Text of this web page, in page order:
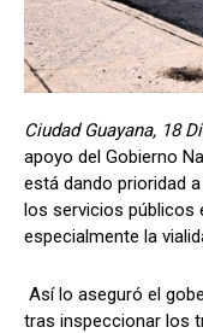
Ciudad Guayana, 18
apoyo del Gobierno
está dando prioridad
los servicios públicos
especialmente la
Así lo aseguró el
tras inspeccionar los